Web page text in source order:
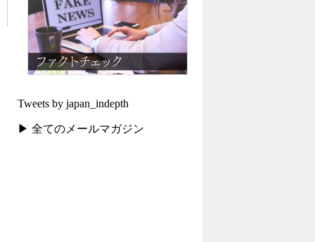
Tweets by japan_indepth
▶ 全てのメールマガジン